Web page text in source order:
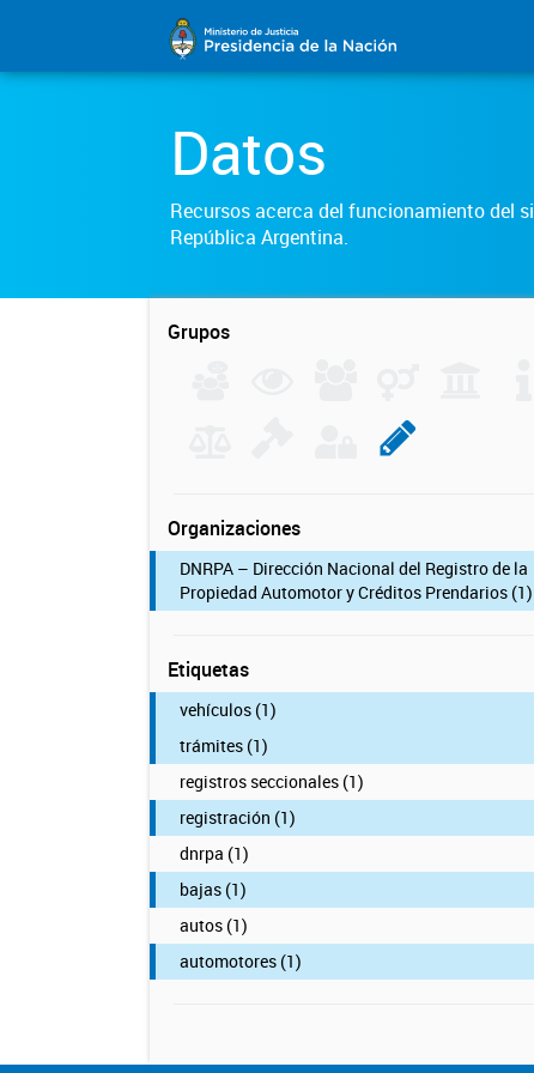
Datos
Recursos acerca del funcionamiento del
República Argentina.
Grupos
Organizaciones
DNRPA – Dirección Nacional del Registro de la
Propiedad Automotor y Créditos Prendarios (1)
Etiquetas
vehículos (1)
trámites (1)
registros seccionales (1)
registración (1)
dnrpa (1)
bajas (1)
autos (1)
automotores (1)